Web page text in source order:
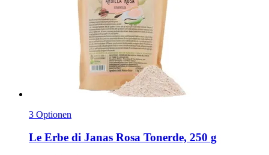
3 Optionen
Le Erbe di Janas Rosa Tonerde, 250 g